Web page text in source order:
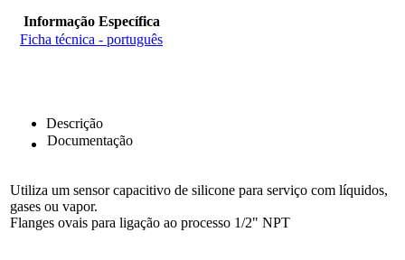
Informação Específica
Ficha técnica - português
Descrição
Documentação
Utiliza um sensor capacitivo de silicone para serviço com líquidos,
gases ou vapor.
Flanges ovais para ligação ao processo 1/2" NPT